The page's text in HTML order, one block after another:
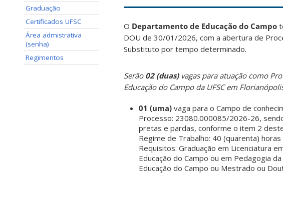
Graduação
Certificados UFSC
Área admistrativa
(senha)
Regimentos
O Departamento de Educação do Campo
DOU de 30/01/2026, com a abertura de
Substituto por tempo determinado.
Serão02 (duas)vagas para atuação como
Educação do Campo da UFSC em
01 (uma) vaga para o Campo de
Processo: 23080.000085/2026-26,
pretas e pardas, conforme o item 2
Regime de Trabalho: 40 (quarenta) horas
Requisitos: Graduação em Licenciatura
Educação do Campo ou em Pedagogia
Educação do Campo ou Mestrado ou